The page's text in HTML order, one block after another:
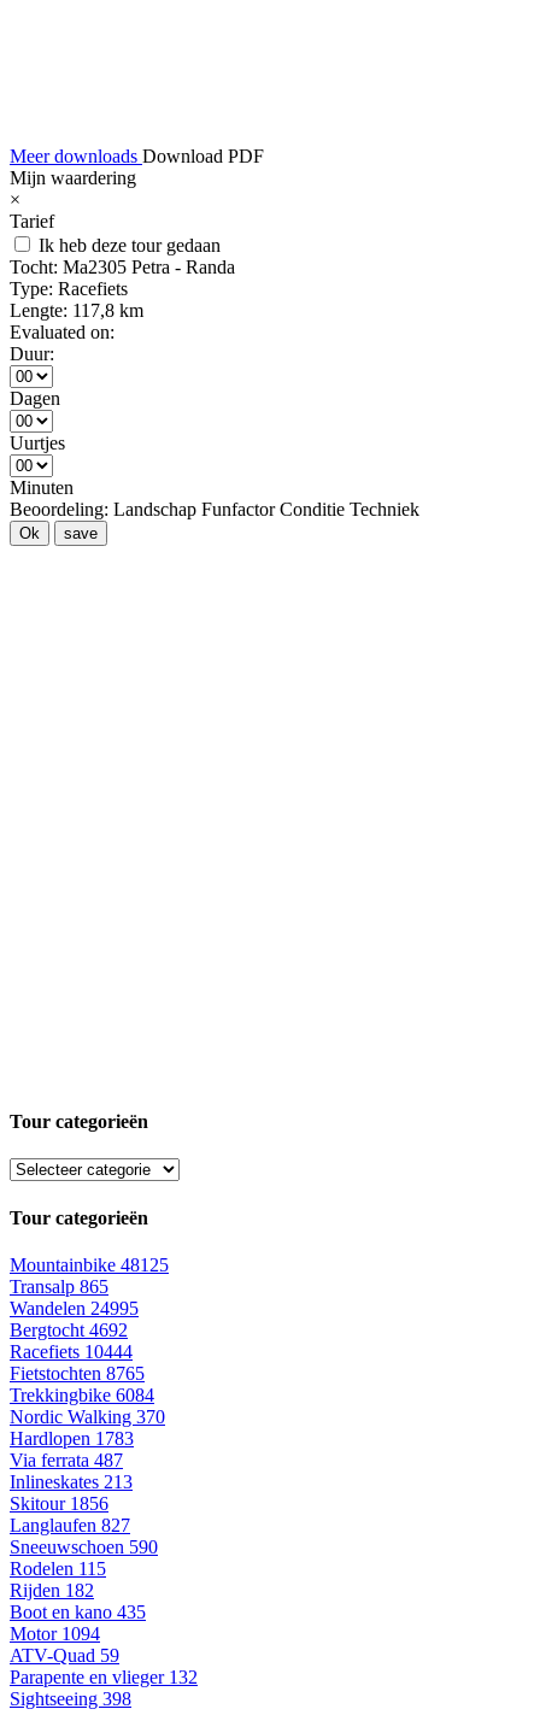
Meer downloads Download PDF
Mijn waardering
×
Tarief
Ik heb deze tour gedaan
Tocht: Ma2305 Petra - Randa
Type: Racefiets
Lengte: 117,8 km
Evaluated on:
Duur:
Dagen
Uurtjes
Minuten
Beoordeling: Landschap Funfactor Conditie Techniek
Ok save
Tour categorieën
Tour categorieën
Mountainbike 48125
Transalp 865
Wandelen 24995
Bergtocht 4692
Racefiets 10444
Fietstochten 8765
Trekkingbike 6084
Nordic Walking 370
Hardlopen 1783
Via ferrata 487
Inlineskates 213
Skitour 1856
Langlaufen 827
Sneeuwschoen 590
Rodelen 115
Rijden 182
Boot en kano 435
Motor 1094
ATV-Quad 59
Parapente en vlieger 132
Sightseeing 398